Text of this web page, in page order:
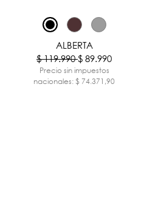
-25%
ALBERTA
$ 119.990$ 89.990
Precio sin impuestos
nacionales: $ 74.371,90